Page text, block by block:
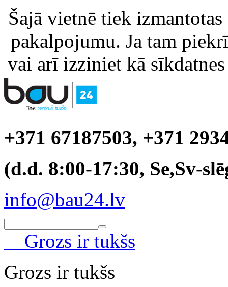
Šajā vietnē tiek
pakalpojumu. Ja tam
vai arī izziniet kā
+371 67187503, +371
(d.d. 8:00-17:30, Se,Sv-
info@bau24.lv
Grozs ir tukšs
Grozs ir tukšs